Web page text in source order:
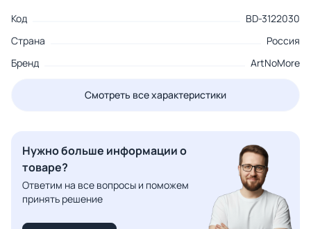
Код
BD-3122030
Страна
Россия
Бренд
ArtNoMore
Смотреть все характеристики
Нужно больше информации о
товаре?
Ответим на все вопросы и поможем
принять решение